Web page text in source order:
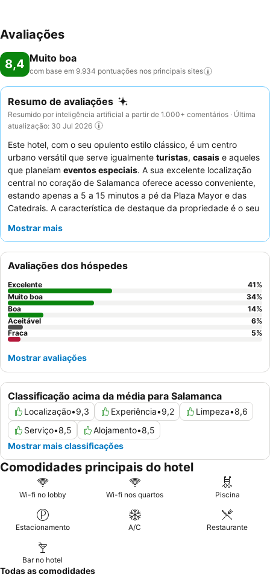
Avaliações
8,4 Muito boa
com base em 9.934 pontuações nos principais sites
Resumo de avaliações
Resumido por inteligência artificial a partir de 1.000+ comentários · Última
atualização: 30 Jul 2026
Este hotel, com o seu opulento estilo clássico, é um centro
urbano versátil que serve igualmente turistas, casais e aqueles
que planeiam eventos especiais. A sua excelente localização
central no coração de Salamanca oferece acesso conveniente,
estando apenas a 5 a 15 minutos a pé da Plaza Mayor e das
Catedrais. A característica de destaque da propriedade é o seu
lista de vinhos locais e vistas espetaculares da cidade. Os
prestabilidade e cordialidade, e o extenso
almoçopela sua variedade e qualidade. Para uma experiência
verdadeiramente memorável, considere reservar um quarto num
andar superior para vistas aprimoradas da cidade.
Mostrar mais
Classificação acima da média para Salamanca
Localização•9,3 Experiência•9,2 Limpeza•8,6
Serviço•8,5 Alojamento•8,5
Mostrar mais classificações
Avaliações dos hóspedes
Excelente 41%
Muito boa
34%
Boa
14%
Aceitável
6%
Fraca
5%
Mostrar avaliações
Comodidades principais do hotel
Wi-fi no lobby Wi-fi nos quartos Piscina
Estacionamento A/C Restaurante
Bar no hotel
Todas as comodidades